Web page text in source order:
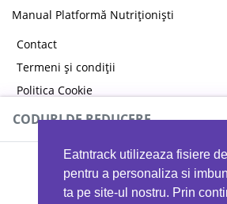
Eatntrack utilizeaza fisiere
pentru a personaliza si
ta pe site-ul nostru. Prin
Manual Platformă Nutriționiști
Contact
Termeni și condiții
Politica Cookie
Politica de confidențialitate
CODURI DE REDUCERE